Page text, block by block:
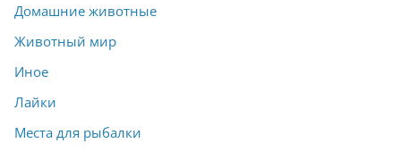
Домашние животные
Животный мир
Иное
Лайки
Места для рыбалки